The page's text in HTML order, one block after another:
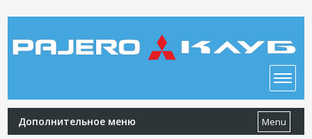
Дополнительное меню Menu